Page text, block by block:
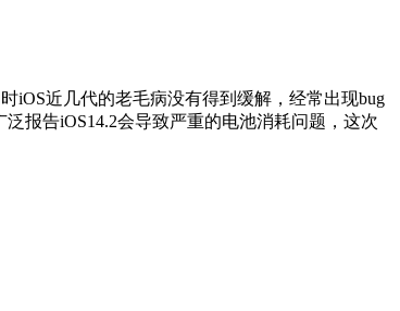
iOS近几代的老毛病没有得到缓解，经常出现bug
报告iOS14.2会导致严重的电池消耗问题，这次